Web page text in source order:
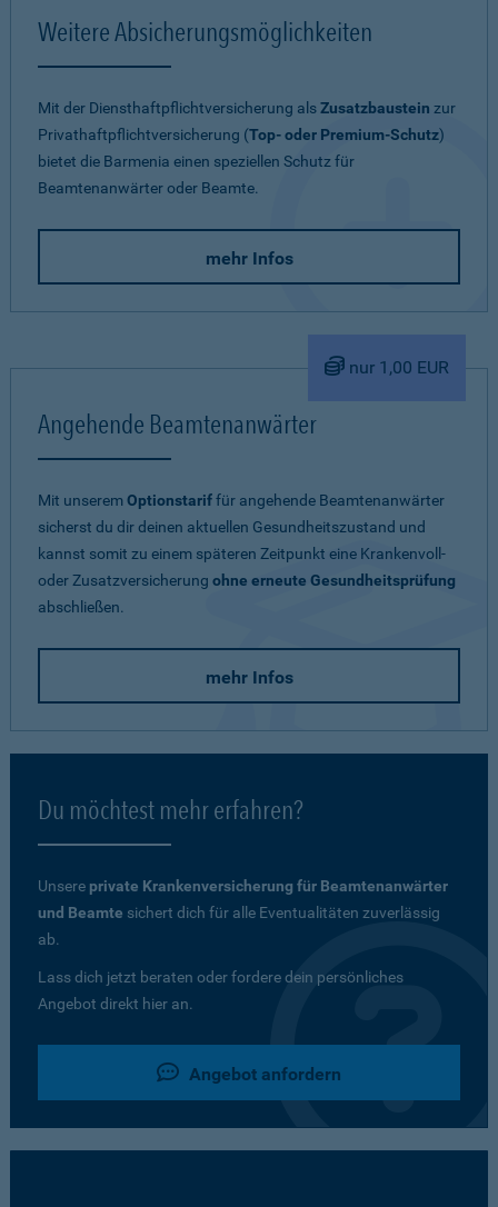
Weitere Absicherungsmöglichkeiten
Mit der Diensthaftpflichtversicherung alsZusatzbaustein zur
Privathaftpflichtversicherung (Top- oder Premium-Schutz)
bietet die Barmenia einen speziellen Schutz für
Beamtenanwärter oder Beamte.
mehr Infos
nur 1,00 EUR
Angehende Beamtenanwärter
Mit unseremOptionstariffür angehende Beamtenanwärter
sicherst du dir deinen aktuellen Gesundheitszustand und
kannst somit zu einem späteren Zeitpunkt eine Krankenvoll-
oder Zusatzversicherung ohne erneute Gesundheitsprüfung
abschließen.
mehr Infos
Du möchtest mehr erfahren?
Unsere private Krankenversicherung für Beamtenanwärter
und Beamte sichert dich für alle Eventualitäten zuverlässig
ab.
Lass dich jetzt beraten oder fordere dein persönliches
Angebot direkt hier an.
Angebot anfordern